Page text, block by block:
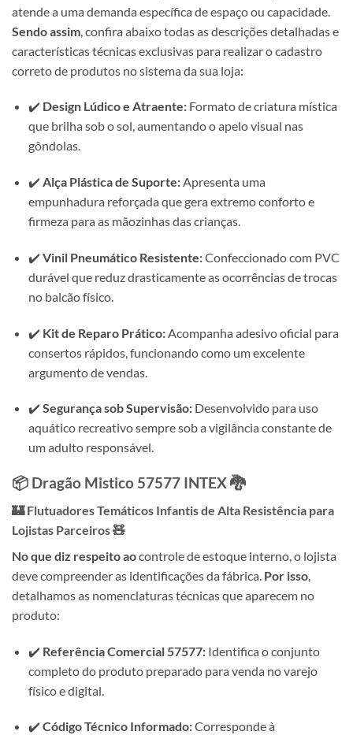
atende a uma demanda específica de espaço ou capacidade.
Sendo assim , confira abaixo todas as descrições detalhadas e
características técnicas exclusivas para realizar o cadastro
correto de produtos no sistema da sua loja:
✔️ Design Lúdico e Atraente:Formato de criatura mística
que brilha sob o sol, aumentando o apelo visual nas
gôndolas.
✔️ Alça Plástica de Suporte:Apresenta uma
empunhadura reforçada que gera extremo conforto e
firmeza para as mãozinhas das crianças.
✔️ Vinil Pneumático Resistente:Confeccionado com PVC
durável que reduz drasticamente as ocorrências de trocas
no balcão físico.
✔️ Kit de Reparo Prático:Acompanha adesivo oficial para
consertos rápidos, funcionando como um excelente
argumento de vendas.
✔️ Segurança sob Supervisão:Desenvolvido para uso
aquático recreativo sempre sob a vigilância constante de
um adulto responsável.
📦 Dragão Mistico 57577 INTEX 🐉
🏰 Flutuadores Temáticos Infantis de Alta Resistência para
Lojistas Parceiros 🧸
No que diz respeito aocontrole de estoque interno, o lojista
deve compreender as identificações da fábrica. Por isso,
detalhamos as nomenclaturas técnicas que aparecem no
produto:
✔️ Referência Comercial 57577:Identifica o conjunto
completo do produto preparado para venda no varejo
físico e digital.
✔️ Código Técnico Informado:Corresponde à